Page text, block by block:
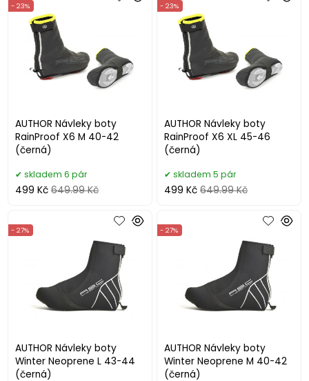
AUTHOR Návleky boty
RainProof X6 M 40-42
(černá)
- 23%
skladem 6 pár
499 Kč 649.99 Kč
AUTHOR Návleky boty
RainProof X6 XL 45-46
(černá)
- 23%
skladem 5 pár
499 Kč 649.99 Kč
AUTHOR Návleky boty
Winter Neoprene L 43-44
(černá)
- 27%
AUTHOR Návleky boty
Winter Neoprene M 40-42
(černá)
- 27%